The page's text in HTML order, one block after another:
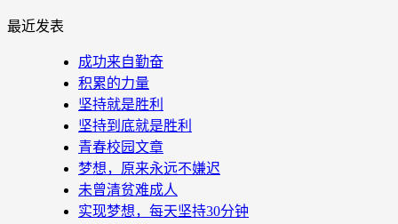
最近发表
成功来自勤奋
积累的力量
坚持就是胜利
坚持到底就是胜利
青春校园文章
梦想，原来永远不嫌迟
未曾清贫难成人
实现梦想，每天坚持30分钟